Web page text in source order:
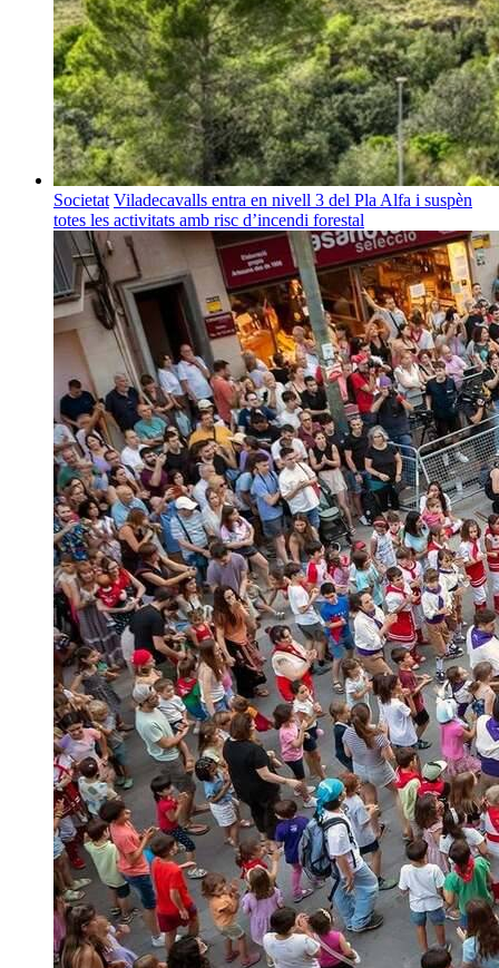
Societat Viladecavalls entra en nivell 3 del Pla Alfa i suspèn
totes les activitats amb risc d’incendi forestal